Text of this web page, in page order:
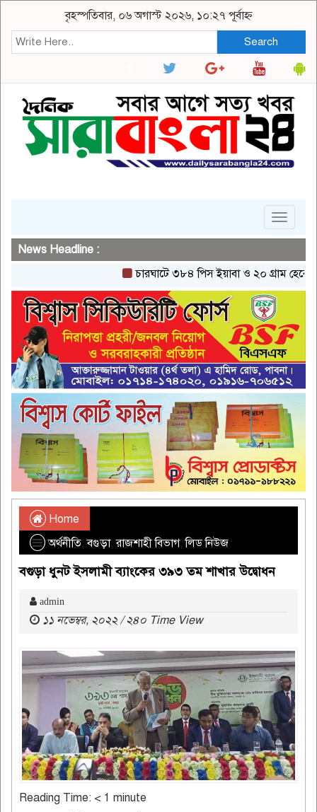
বৃহস্পতিবার, ০৬ অগাস্ট ২০২৬, ১০:২৭ পূর্বাহ্ন
Search
Toggle
News Headline :
চারঘাটে ৩৮৪ পিস ইয়াবা ও ২০ গ্রাম হেরোইনসহ
Home
অর্থনীতি,বগুড়া,রাজশাহী বিভাগ,লিড নিউজ
বগুড়া ধুনট ইসলামী ব্যাংকের ৩৯৩ তম শাখার উদ্বোধন
admin
১১ নভেম্বর, ২০২২ / ২৪০ Time View
Reading Time: < 1 minute